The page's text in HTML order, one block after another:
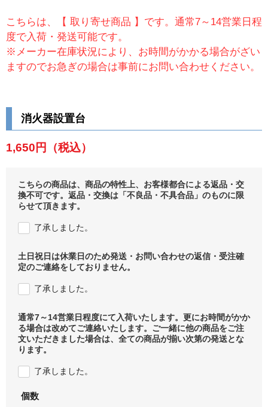
こちらは、【 取り寄せ商品 】です。通常7～14営業日程
度で入荷・発送可能です。
※メーカー在庫状況により、お時間がかかる場合がざい
ますのでお急ぎの場合は事前にお問い合わせください。
消火器設置台
1,650円 （税込）
こちらの商品は、商品の特性上、お客様都合による返品・交
換不可です。返品・交換は「不良品・不具合品」のものに限
らせて頂きます。
了承しました。
土日祝日は休業日のため発送・お問い合わせの返信・受注確
定のご連絡をしておりません。
了承しました。
通常7～14営業日程度にて入荷いたします。更にお時間がかか
る場合は改めてご連絡いたします。ご一緒に他の商品をご注
文いただきました場合は、全ての商品が揃い次第の発送とな
ります。
了承しました。
個数